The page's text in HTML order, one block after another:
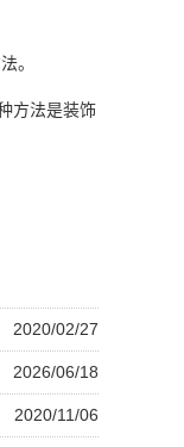
。
方法是装饰
2020/02/27
2026/06/18
2020/11/06